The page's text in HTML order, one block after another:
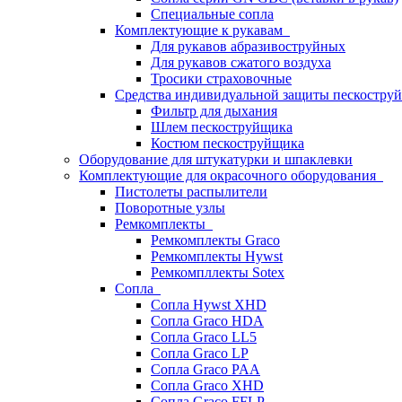
Специальные сопла
Комплектующие к рукавам
Для рукавов абразивоструйных
Для рукавов сжатого воздуха
Тросики страховочные
Средства индивидуальной защиты
Фильтр для дыхания
Шлем пескоструйщика
Костюм пескоструйщика
Оборудование для штукатурки и шпаклевки
Комплектующие для окрасочного оборудования
Пистолеты распылители
Поворотные узлы
Ремкомплекты
Ремкомплекты Graco
Ремкомплекты Hywst
Ремкомпллекты Sotex
Сопла
Сопла Hywst XHD
Сопла Graco HDA
Сопла Graco LL5
Сопла Graco LP
Сопла Graco PAA
Сопла Graco XHD